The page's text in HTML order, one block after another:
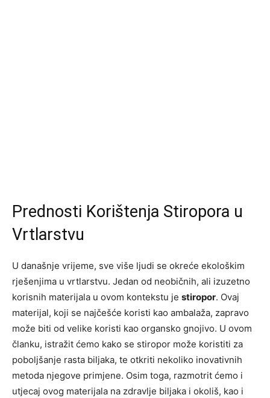
Prednosti Korištenja Stiropora u
Vrtlarstvu
U današnje vrijeme, sve više ljudi se okreće ekološkim
rješenjima u vrtlarstvu. Jedan od neobičnih, ali izuzetno
korisnih materijala u ovom kontekstu je stiropor. Ovaj
materijal, koji se najčešće koristi kao ambalaža, zapravo
može biti od velike koristi kao organsko gnojivo. U ovom
članku, istražit ćemo kako se stiropor može koristiti za
poboljšanje rasta biljaka, te otkriti nekoliko inovativnih
metoda njegove primjene. Osim toga, razmotrit ćemo i
utjecaj ovog materijala na zdravlje biljaka i okoliš, kao i